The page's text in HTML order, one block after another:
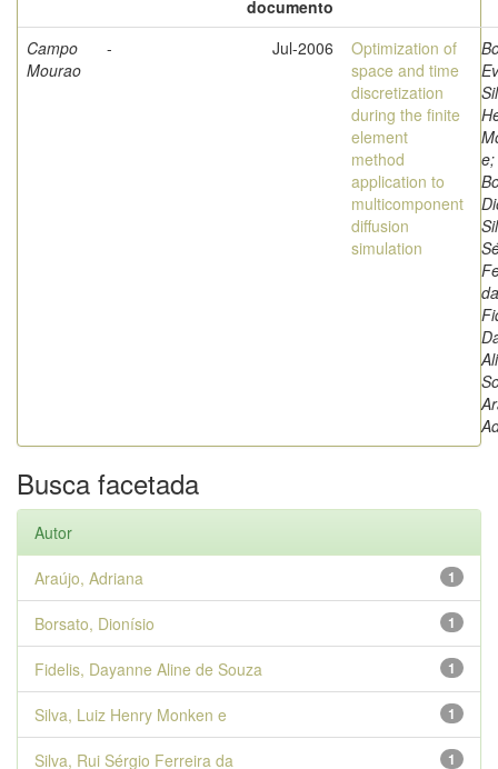
documento
Campo
Mourao
- Jul-2006
Optimization of
space and time
discretization
during the finite
element
method
application to
multicomponent
diffusion
simulation
e;
Busca facetada
Autor
1
Araújo, Adriana
1
Borsato, Dionísio
1
Fidelis, Dayanne Aline de Souza
1
Silva, Luiz Henry Monken e
1
Silva, Rui Sérgio Ferreira da